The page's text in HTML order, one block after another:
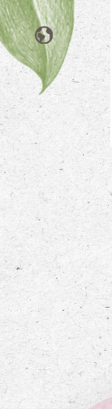
EN
DE
FR
IT